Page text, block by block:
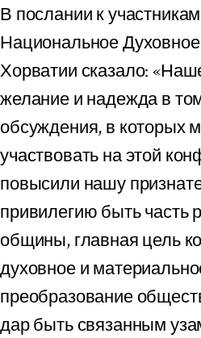
В послании к
Национальное
Хорватии сказало:
желание и надежда в
обсуждения, в которых
участвовать на этой
повысили нашу
привилегию быть часть
общины, главная цель
духовное и
преобразование
дар быть связанным